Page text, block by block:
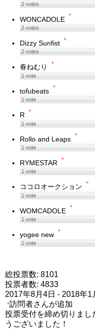
2votes
WONCADOLE *
2votes
Dizzy Sunfist *
2votes
春ねむり *
1vote
tofubeats *
1vote
R *
1vote
Rollo and Leaps *
1vote
RYMESTAR *
1vote
ココロオークション *
1vote
WOMCADOLE *
1vote
yogee new *
1vote
総投票数: 8101
投票者数: 4833
2017年8月4日 - 2018年1
*訪問者さんが追加
投票受付を締め切りま
うございました！